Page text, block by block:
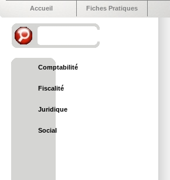
Accueil Fiches Pratiques
Comptabilité
Fiscalité
Juridique
Social